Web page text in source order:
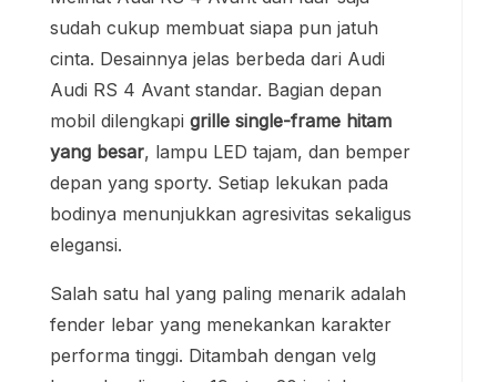
sudah cukup membuat siapa pun jatuh
cinta. Desainnya jelas berbeda dari Audi
Audi RS 4 Avant standar. Bagian depan
mobil dilengkapi grille single-frame hitam
yang besar, lampu LED tajam, dan bemper
depan yang sporty. Setiap lekukan pada
bodinya menunjukkan agresivitas sekaligus
elegansi.
Salah satu hal yang paling menarik adalah
fender lebar yang menekankan karakter
performa tinggi. Ditambah dengan velg